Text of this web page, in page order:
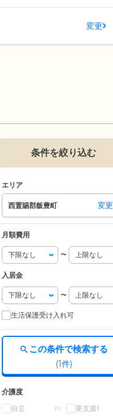
変更
条件を絞り込む
エリア
西置賜郡飯豊町 変更
月額費用
〜
入居金
〜
生活保護受け入れ可
この条件で検索する
(1件)
介護度
自立
(0) 要支援1